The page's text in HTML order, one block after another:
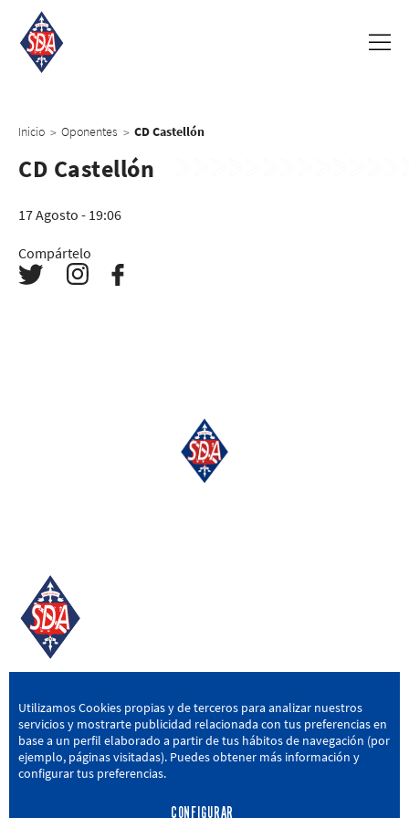
Inicio > Oponentes > CD Castellón
CD Castellón
17 Agosto - 19:06
Compártelo
SD AMOREBIETA
San Miguel Kalea, 16, 48340 Amorebieta, Bizkaia
946 604 751 | sda@sdamorebieta.eus
Utilizamos Cookies propias y de terceros para analizar nuestros
servicios y mostrarte publicidad relacionada con tus preferencias en
base a un perfil elaborado a partir de tus hábitos de navegación (por
ejemplo, páginas visitadas). Puedes obtener más información y
configurar tus preferencias.
CONFIGURAR